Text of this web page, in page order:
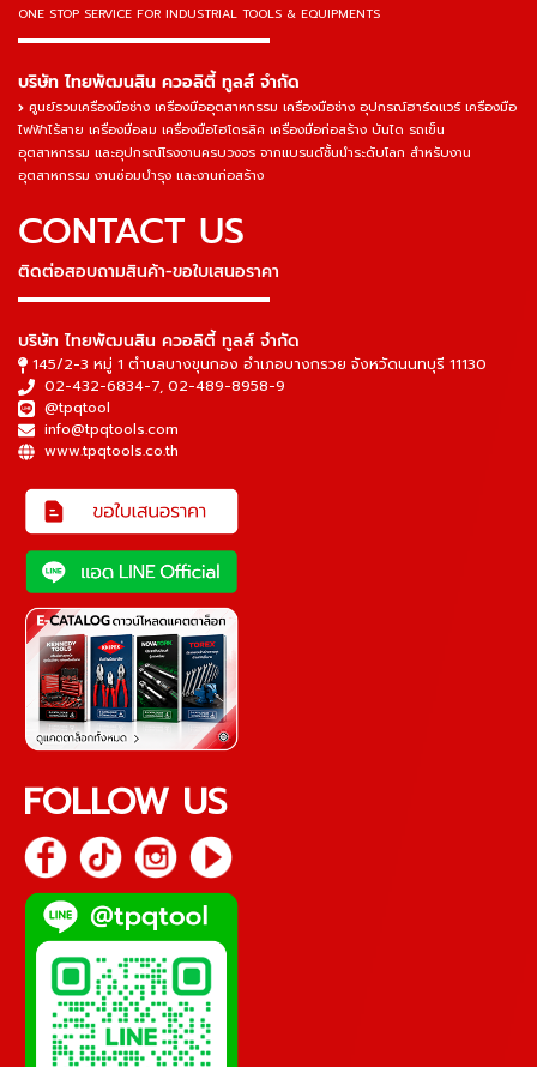
ONE STOP SERVICE FOR INDUSTRIAL TOOLS & EQUIPMENTS
▬▬▬▬▬▬▬▬▬▬▬▬▬▬▬
บริษัท ไทยพัฒนสิน ควอลิตี้ ทูลส์ จำกัด
ศูนย์รวมเครื่องมือช่าง เครื่องมืออุตสาหกรรม เครื่องมือช่าง อุปกรณ์ฮาร์ดแวร์ เครื่องมือ
ไฟฟ้าไร้สาย เครื่องมือลม เครื่องมือไฮโดรลิค เครื่องมือก่อสร้าง บันได รถเข็น
อุตสาหกรรม และอุปกรณ์โรงงานครบวงจร จากแบรนด์ชั้นนำระดับโลก สำหรับงาน
อุตสาหกรรม งานซ่อมบำรุง และงานก่อสร้าง
CONTACT US
ติดต่อสอบถามสินค้า-ขอใบเสนอราคา
▬▬▬▬▬▬▬▬▬▬▬▬▬▬▬
บริษัท ไทยพัฒนสิน ควอลิตี้ ทูลส์ จำกัด
145/2-3 หมู่ 1 ตำบลบางขุนกอง อำเภอบางกรวย จังหวัดนนทบุรี 11130
02-432-6834-7, 02-489-8958-9
@tpqtool
info@tpqtools.com
www.tpqtools.co.th
FOLLOW US